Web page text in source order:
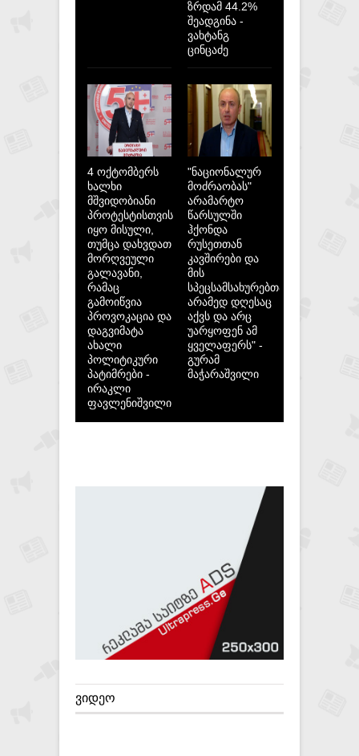
ზრდამ 44.2%
შეადგინა -
ვახტანგ
ცინცაძე
4 ოქტომბერს
ხალხი
მშვიდობიანი
პროტესტისთვის
იყო მისული,
თუმცა დახვდათ
მორღვეული
გალავანი,
რამაც
გამოიწვია
პროვოკაცია და
დაგვიმატა
ახალი
პოლიტიკური
პატიმრები -
ირაკლი
ფავლენიშვილი
"ნაციონალურ
მოძრაობას"
არამარტო
წარსულში
ჰქონდა
რუსეთთან
კავშირები და
მის
სპეცსამსახურებთან,
არამედ დღესაც
აქვს და არც
უარყოფენ ამ
ყველაფერს" -
გურამ
მაჭარაშვილი
ᲕᲘᲓᲔᲝ